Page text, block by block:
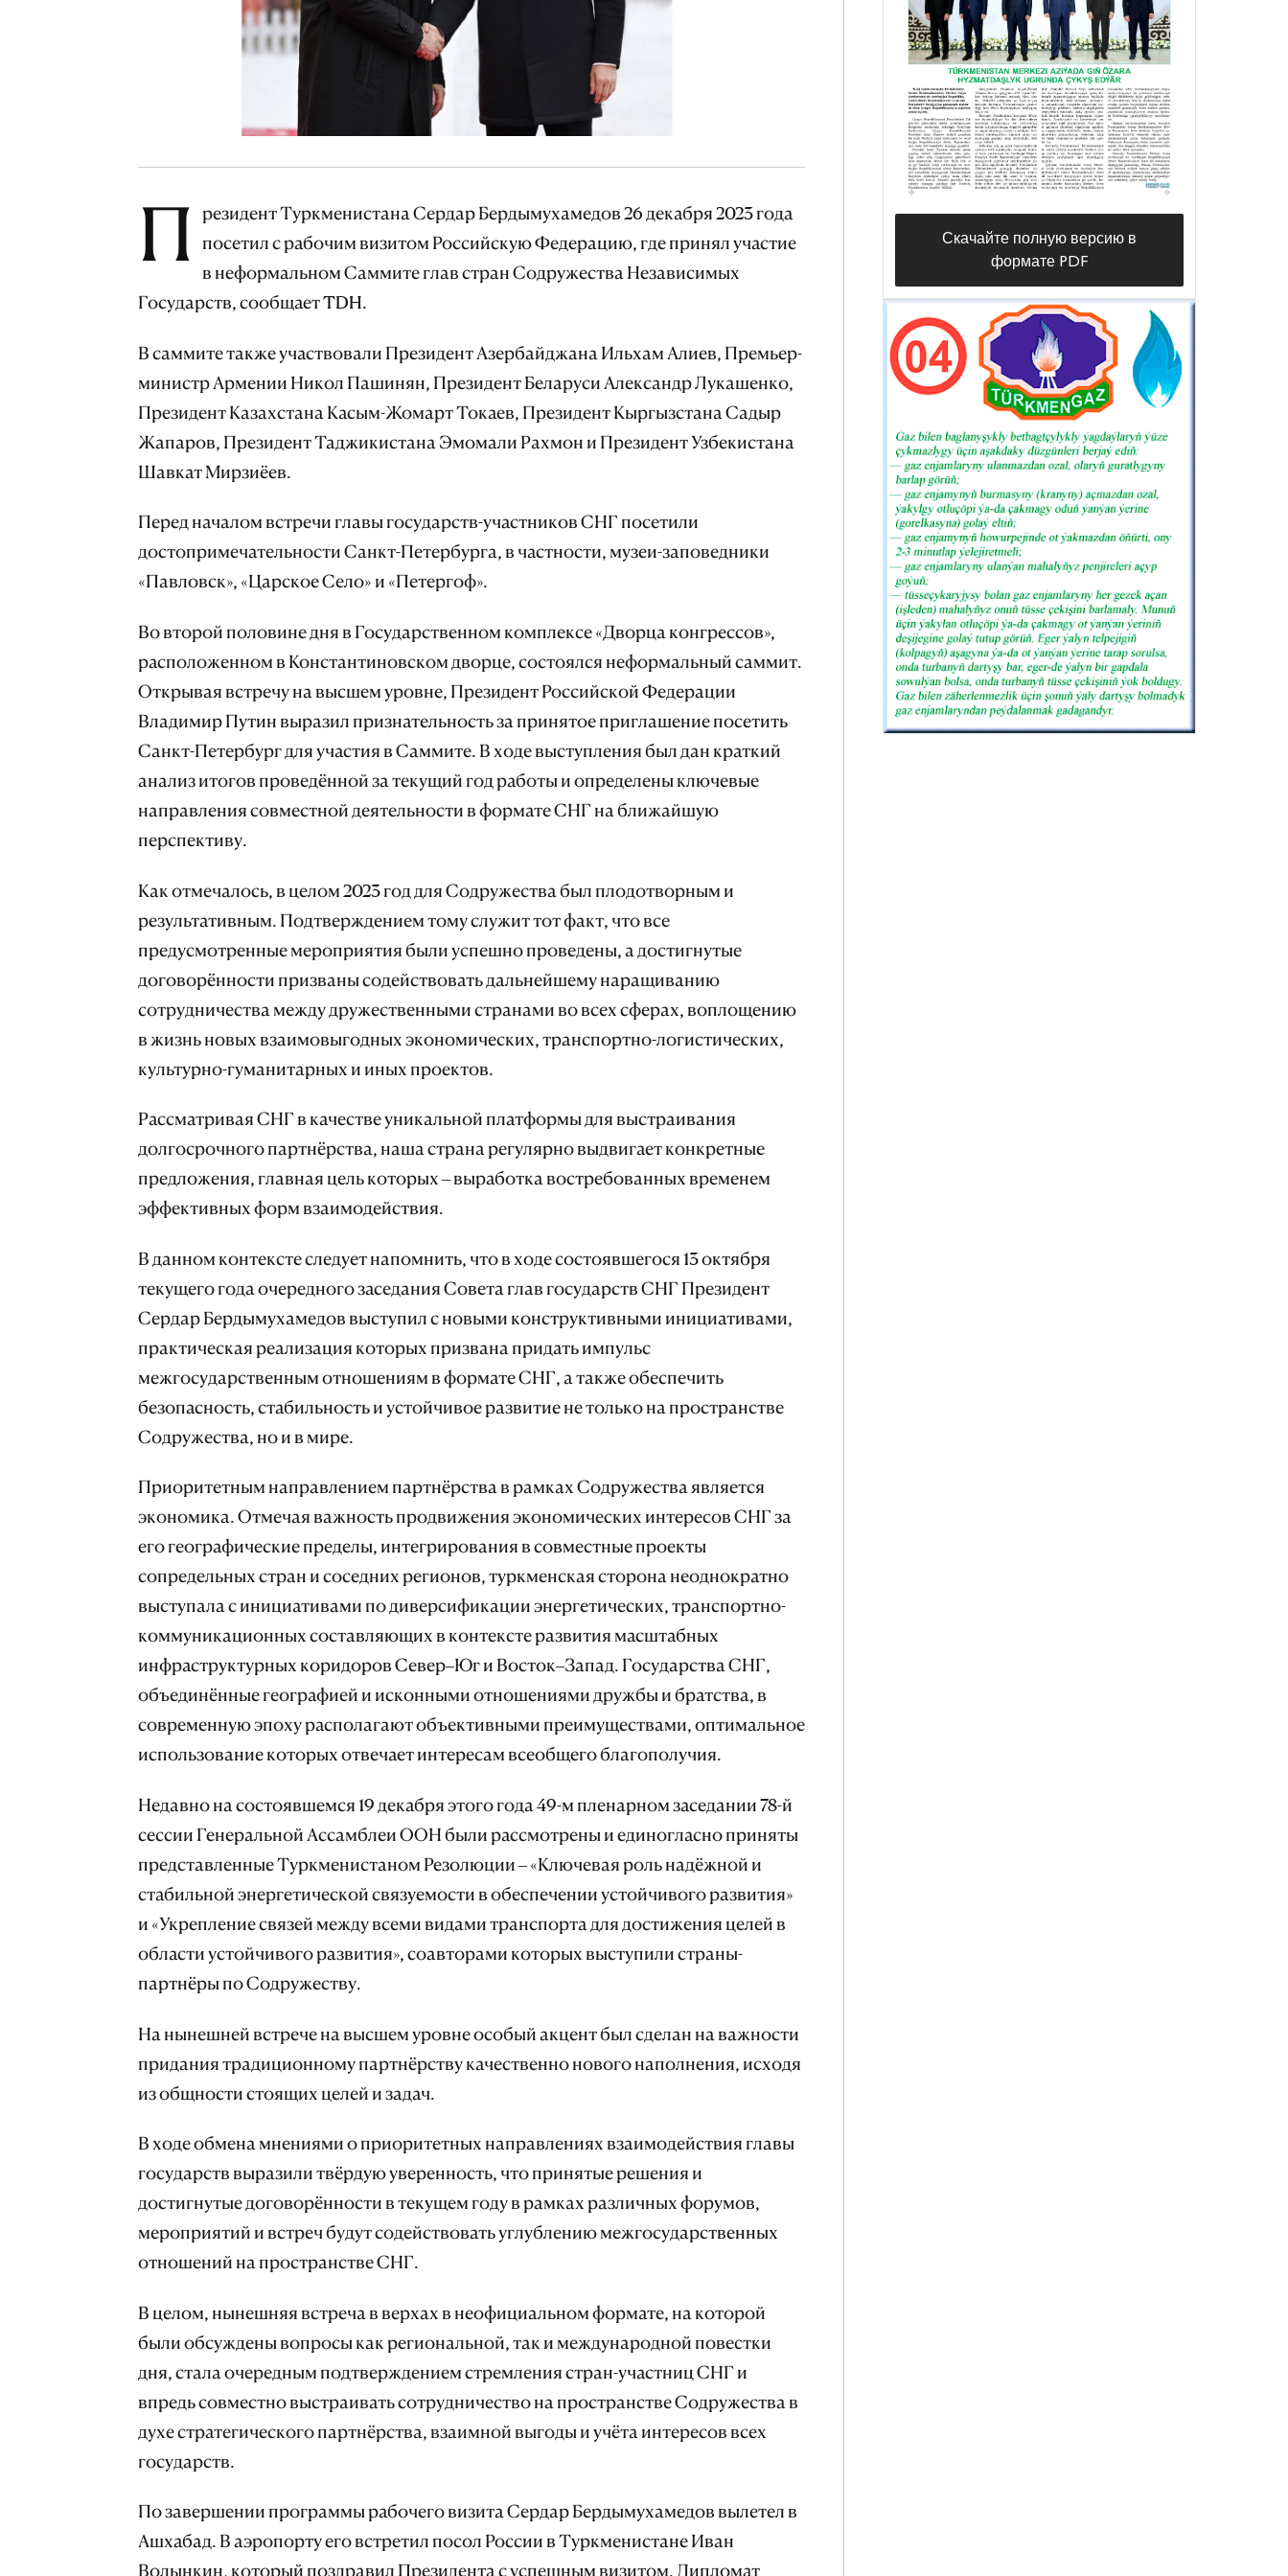
П резидент Туркменистана Сердар Бердымухамедов 26 декабря 2023 года
посетил с рабочим визитом Российскую Федерацию, где принял участие
в неформальном Саммите глав стран Содружества Независимых
Государств, сообщает TDH.
В саммите также участвовали Президент Азербайджана Ильхам Алиев, Премьер-
министр Армении Никол Пашинян, Президент Беларуси Александр Лукашенко,
Президент Казахстана Касым-Жомарт Токаев, Президент Кыргызстана Садыр
Жапаров, Президент Таджикистана Эмомали Рахмон и Президент Узбекистана
Шавкат Мирзиёев.
Перед началом встречи главы государств-участников СНГ посетили
достопримечательности Санкт-Петербурга, в частности, музеи-заповедники
«Павловск», «Царское Село» и «Петергоф».
Во второй половине дня в Государственном комплексе «Дворца конгрессов»,
расположенном в Константиновском дворце, состоялся неформальный саммит.
Открывая встречу на высшем уровне, Президент Российской Федерации
Владимир Путин выразил признательность за принятое приглашение посетить
Санкт-Петербург для участия в Саммите. В ходе выступления был дан краткий
анализ итогов проведённой за текущий год работы и определены ключевые
направления совместной деятельности в формате СНГ на ближайшую
перспективу.
Как отмечалось, в целом 2023 год для Содружества был плодотворным и
результативным. Подтверждением тому служит тот факт, что все
предусмотренные мероприятия были успешно проведены, а достигнутые
договорённости призваны содействовать дальнейшему наращиванию
сотрудничества между дружественными странами во всех сферах, воплощению
в жизнь новых взаимовыгодных экономических, транспортно-логистических,
культурно-гуманитарных и иных проектов.
Рассматривая СНГ в качестве уникальной платформы для выстраивания
долгосрочного партнёрства, наша страна регулярно выдвигает конкретные
предложения, главная цель которых – выработка востребованных временем
эффективных форм взаимодействия.
В данном контексте следует напомнить, что в ходе состоявшегося 13 октября
текущего года очередного заседания Совета глав государств СНГ Президент
Сердар Бердымухамедов выступил с новыми конструктивными инициативами,
практическая реализация которых призвана придать импульс
межгосударственным отношениям в формате СНГ, а также обеспечить
безопасность, стабильность и устойчивое развитие не только на пространстве
Содружества, но и в мире.
Приоритетным направлением партнёрства в рамках Содружества является
экономика. Отмечая важность продвижения экономических интересов СНГ за
его географические пределы, интегрирования в совместные проекты
сопредельных стран и соседних регионов, туркменская сторона неоднократно
выступала с инициативами по диверсификации энергетических, транспортно-
коммуникационных составляющих в контексте развития масштабных
инфраструктурных коридоров Север–Юг и Восток–Запад. Государства СНГ,
объединённые географией и исконными отношениями дружбы и братства, в
современную эпоху располагают объективными преимуществами, оптимальное
использование которых отвечает интересам всеобщего благополучия.
Недавно на состоявшемся 19 декабря этого года 49-м пленарном заседании 78-й
сессии Генеральной Ассамблеи ООН были рассмотрены и единогласно приняты
представленные Туркменистаном Резолюции – «Ключевая роль надёжной и
стабильной энергетической связуемости в обеспечении устойчивого развития»
и «Укрепление связей между всеми видами транспорта для достижения целей в
области устойчивого развития», соавторами которых выступили страны-
партнёры по Содружеству.
На нынешней встрече на высшем уровне особый акцент был сделан на важности
придания традиционному партнёрству качественно нового наполнения, исходя
из общности стоящих целей и задач.
В ходе обмена мнениями о приоритетных направлениях взаимодействия главы
государств выразили твёрдую уверенность, что принятые решения и
достигнутые договорённости в текущем году в рамках различных форумов,
мероприятий и встреч будут содействовать углублению межгосударственных
отношений на пространстве СНГ.
В целом, нынешняя встреча в верхах в неофициальном формате, на которой
были обсуждены вопросы как региональной, так и международной повестки
дня, стала очередным подтверждением стремления стран-участниц СНГ и
впредь совместно выстраивать сотрудничество на пространстве Содружества в
духе стратегического партнёрства, взаимной выгоды и учёта интересов всех
государств.
По завершении программы рабочего визита Сердар Бердымухамедов вылетел в
Ашхабад. В аэропорту его встретил посол России в Туркменистане Иван
Волынкин, который поздравил Президента с успешным визитом. Дипломат
Скачайте полную версию в
формате PDF